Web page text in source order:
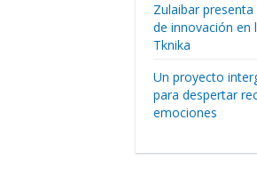
Zulaibar
de innovación en
Tknika
Un proyecto
para despertar
emociones